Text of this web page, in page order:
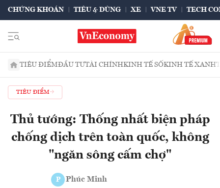
CHỨNG KHOÁN TIÊU & DÙNG XE VNE TV TECH
TIÊU ĐIỂMĐẦU TƯTÀI CHÍNHKINH TẾ SỐKINH TẾ XANH
TIÊU ĐIỂM
Thủ tướng: Thống nhất biện pháp
chống dịch trên toàn quốc, không
"ngăn sông cấm chợ"
P Phúc Minh